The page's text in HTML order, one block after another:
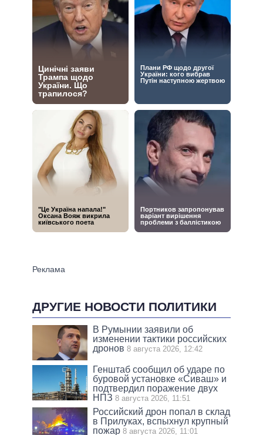
ДРУГИЕ НОВОСТИ ПОЛИТИКИ
В Румынии заявили об
изменении тактики российских
дронов 8 августа 2026, 12:42
Генштаб сообщил об ударе по
буровой установке «Сиваш» и
подтвердил поражение двух
НПЗ 8 августа 2026, 11:51
Российский дрон попал в склад
в Прилуках, вспыхнул крупный
пожар 8 августа 2026, 11:01